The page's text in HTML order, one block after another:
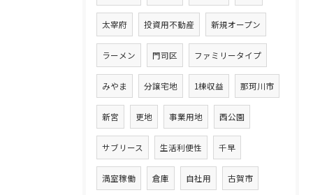
太宰府 投資用不動産 新規オープン
ラーメン 門司区 ファミリータイプ
みやま 分譲宅地 1棟収益 那珂川市
新宮 更地 事業用地 西公園
サブリース 生活利便性 千早
満室稼働 倉庫 自社用 古賀市